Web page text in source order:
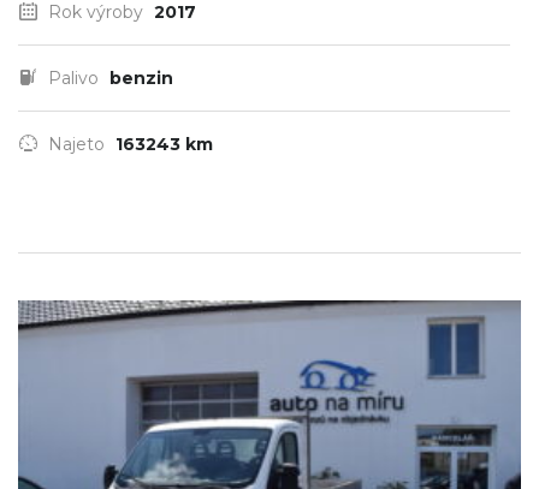
Rok výroby 2017
Palivo benzin
Najeto 163243 km